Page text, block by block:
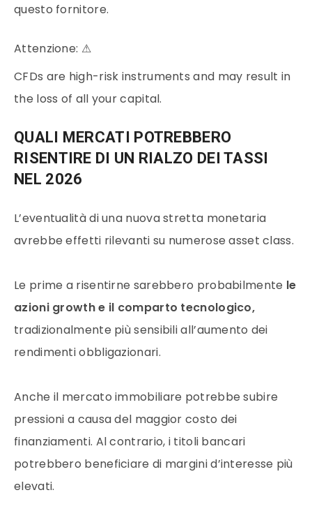
questo fornitore.
Attenzione: ⚠
CFDs are high-risk instruments and may result in
the loss of all your capital.
QUALI MERCATI POTREBBERO
RISENTIRE DI UN RIALZO DEI TASSI
NEL 2026
L’eventualità di una nuova stretta monetaria
avrebbe effetti rilevanti su numerose asset class.
Le prime a risentirne sarebbero probabilmente le
azioni growth e il comparto tecnologico,
tradizionalmente più sensibili all’aumento dei
rendimenti obbligazionari.
Anche il mercato immobiliare potrebbe subire
pressioni a causa del maggior costo dei
finanziamenti. Al contrario, i titoli bancari
potrebbero beneficiare di margini d’interesse più
elevati.